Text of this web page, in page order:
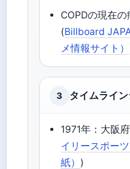
COPDの現在
(Billboard
メ情報サイト）
3 タイムライ
1971年：大阪
イリースポー
紙） )